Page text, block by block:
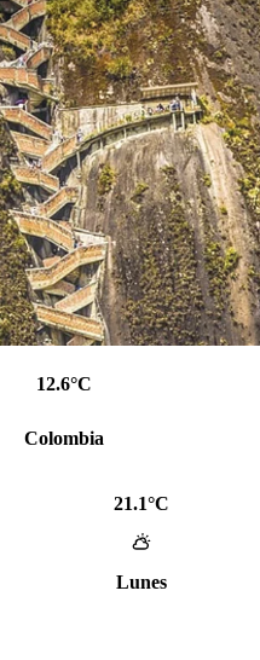
12.6°C
Colombia
21.1°C
Lunes